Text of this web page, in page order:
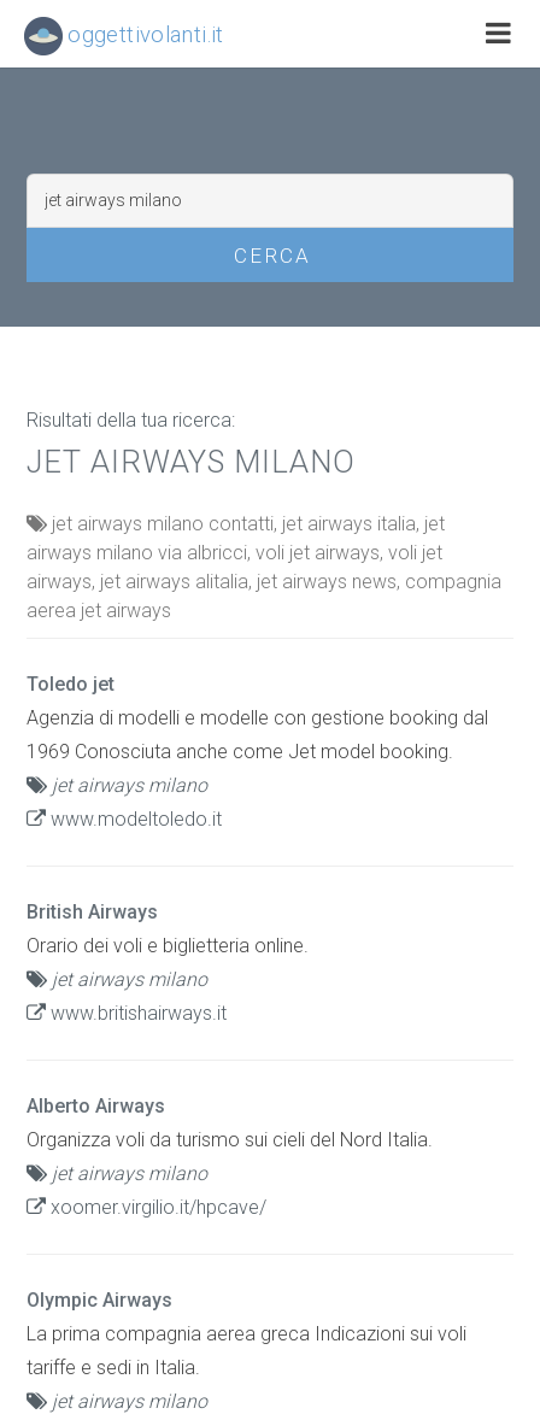
Risultati della tua ricerca:
JET AIRWAYS MILANO
jet airways milano contatti, jet airways italia, jet
airways milano via albricci, voli jet airways, voli jet
airways, jet airways alitalia, jet airways news, compagnia
aerea jet airways
Toledo jet
Agenzia di modelli e modelle con gestione booking dal
1969 Conosciuta anche come Jet model booking.
jet airways milano
www.modeltoledo.it
British Airways
Orario dei voli e biglietteria online.
jet airways milano
www.britishairways.it
Alberto Airways
Organizza voli da turismo sui cieli del Nord Italia.
jet airways milano
xoomer.virgilio.it/hpcave/
Olympic Airways
La prima compagnia aerea greca Indicazioni sui voli
tariffe e sedi in Italia.
jet airways milano
oggettivolanti.it